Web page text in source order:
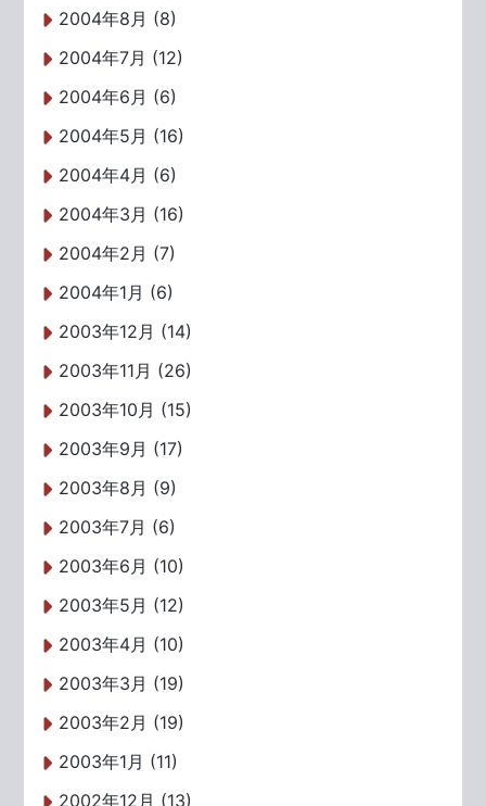
2004年8月 (8)
2004年7月 (12)
2004年6月 (6)
2004年5月 (16)
2004年4月 (6)
2004年3月 (16)
2004年2月 (7)
2004年1月 (6)
2003年12月 (14)
2003年11月 (26)
2003年10月 (15)
2003年9月 (17)
2003年8月 (9)
2003年7月 (6)
2003年6月 (10)
2003年5月 (12)
2003年4月 (10)
2003年3月 (19)
2003年2月 (19)
2003年1月 (11)
2002年12月 (13)